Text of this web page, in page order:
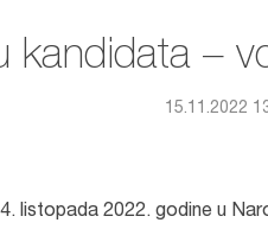
kandidata –
15.11.2022
listopada 2022. godine u